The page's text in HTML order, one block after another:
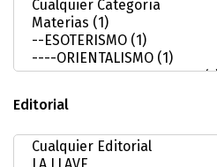
Editorial